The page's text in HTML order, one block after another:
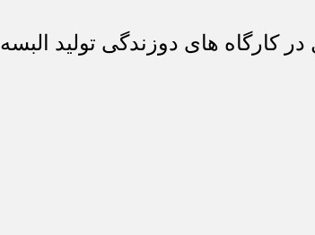
کارگاه های دوزندگی تولید البسه